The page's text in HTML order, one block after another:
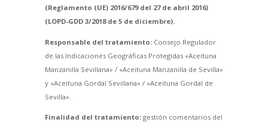
(Reglamento (UE) 2016/679 del 27 de abril 2016)
(LOPD-GDD 3/2018 de 5 de diciembre).
Responsable del tratamiento:Consejo Regulador
de las Indicaciones Geográficas Protegidas «Aceituna
Manzanilla Sevillana» / «Aceituna Manzanilla de Sevilla»
y «Aceituna Gordal Sevillana» / «Aceituna Gordal de
Sevilla».
Finalidad del tratamiento:gestión comentarios del